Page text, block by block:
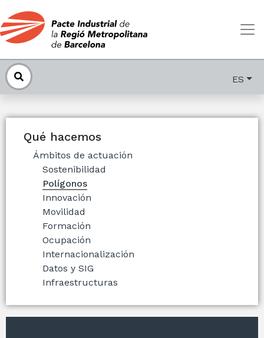
ES
Qué hacemos
Ámbitos de actuación
Sostenibilidad
Polígonos
Innovación
Movilidad
Formación
Ocupación
Internacionalización
Datos y SIG
Infraestructuras